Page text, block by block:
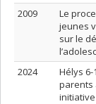
2009
Le
jeunes
sur le
2024
Hélys
parents